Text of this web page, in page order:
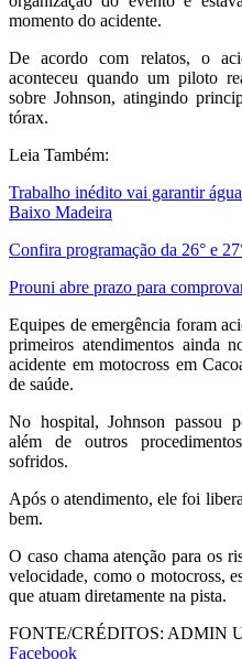
momento do acidente.
De acordo com relatos, o
aconteceu quando um piloto
sobre Johnson, atingindo
tórax.
Leia Também:
Trabalho inédito vai garantir
Baixo Madeira
Confira programação da 26° e
Prouni abre prazo para
Equipes de emergência foram
primeiros atendimentos ainda
acidente em motocross em
de saúde.
No hospital, Johnson passou
além de outros
sofridos.
Após o atendimento, ele foi
bem.
O caso chama atenção para os
velocidade, como o motocross,
que atuam diretamente na pista.
FONTE/CRÉDITOS: ADMIN
Facebook